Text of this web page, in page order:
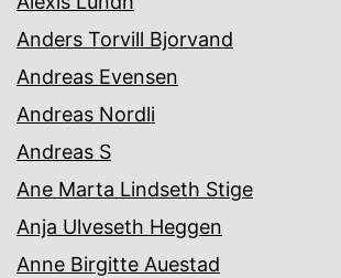
Anders Torvill Bjorvand
Andreas Evensen
Andreas Nordli
Andreas S
Ane Marta Lindseth Stige
Anja Ulveseth Heggen
Anne Birgitte Auestad